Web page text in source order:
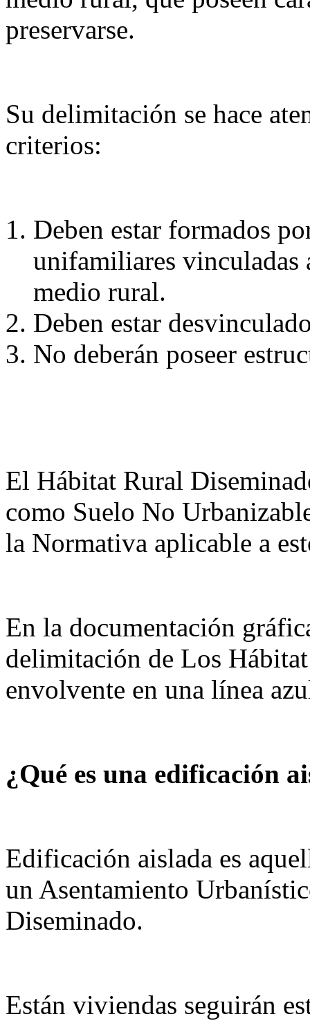
preservarse.
Su delimitación se hace
criterios:
Deben estar formados
unifamiliares vinculadas
medio rural.
Deben estar
No deberán poseer
El Hábitat Rural
como Suelo No
la Normativa aplicable a
En la documentación
delimitación de Los
envolvente en una línea
¿Qué es una edificación
Edificación aislada es
un Asentamiento
Diseminado.
Están viviendas seguirán